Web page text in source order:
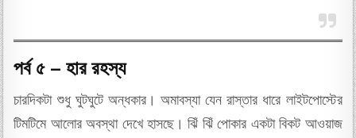
পর্ব ৫ – হার রহস্য
চারদিকটা শুধু ঘুটঘুটে অন্ধকার। অমাবস্যা যেন রাস্তার ধারে লাইটপোস্টের
টিমটিমে আলোর অবস্থা দেখে হাসছে। ঝিঁ ঝিঁ পোকার একটা বিকট আওয়াজ